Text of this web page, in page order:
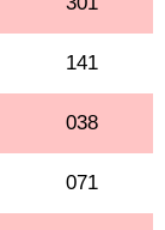
141
038
071